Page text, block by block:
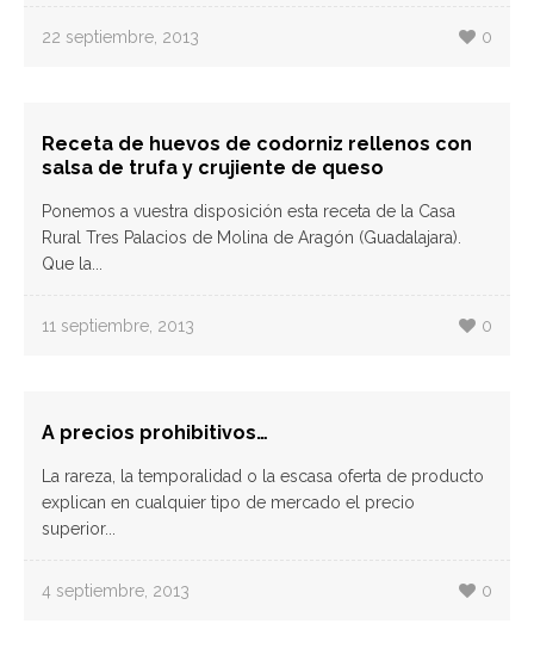
22 septiembre, 2013 0
Receta de huevos de codorniz rellenos con
salsa de trufa y crujiente de queso
Ponemos a vuestra disposición esta receta de la Casa
Rural Tres Palacios de Molina de Aragón (Guadalajara).
Que la...
11 septiembre, 2013 0
A precios prohibitivos…
La rareza, la temporalidad o la escasa oferta de producto
explican en cualquier tipo de mercado el precio
superior...
4 septiembre, 2013 0